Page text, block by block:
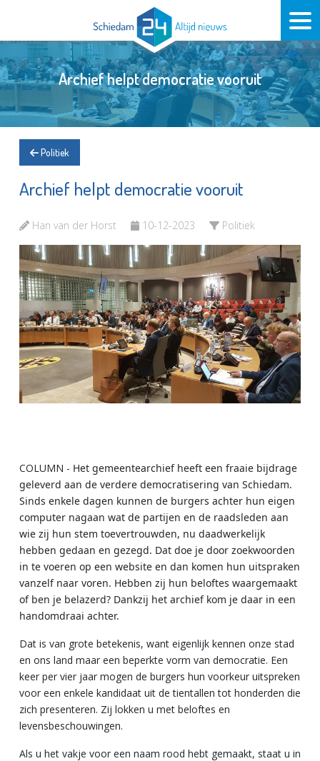
Archief helpt democratie vooruit
Politiek
Archief helpt democratie vooruit
Han van der Horst 10-12-2023 Politiek
COLUMN - Het gemeentearchief heeft een fraaie bijdrage
geleverd aan de verdere democratisering van Schiedam.
Sinds enkele dagen kunnen de burgers achter hun eigen
computer nagaan wat de partijen en de raadsleden aan
wie zij hun stem toevertrouwden, nu daadwerkelijk
hebben gedaan en gezegd. Dat doe je door zoekwoorden
in te voeren op een website en dan komen hun uitspraken
vanzelf naar voren. Hebben zij hun beloftes waargemaakt
of ben je belazerd? Dankzij het archief kom je daar in een
handomdraai achter.
Dat is van grote betekenis, want eigenlijk kennen onze stad
en ons land maar een beperkte vorm van democratie. Een
keer per vier jaar mogen de burgers hun voorkeur uitspreken
voor een enkele kandidaat uit de tientallen tot honderden die
zich presenteren. Zij lokken u met beloftes en
levensbeschouwingen.
Als u het vakje voor een naam rood hebt gemaakt, staat u in